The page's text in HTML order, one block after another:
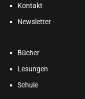
Kontakt
Newsletter
Bücher
Lesungen
Schule